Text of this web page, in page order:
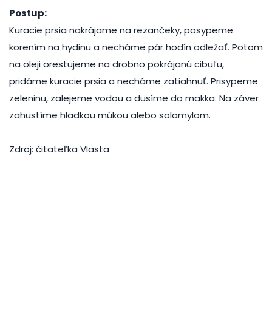
Postup:
Kuracie prsia nakrájame na rezančeky, posypeme
korením na hydinu a necháme pár hodín odležať. Potom
na oleji orestujeme na drobno pokrájanú cibuľu,
pridáme kuracie prsia a necháme zatiahnuť. Prisypeme
zeleninu, zalejeme vodou a dusíme do mäkka. Na záver
zahustíme hladkou múkou alebo solamylom.
Zdroj: čitateľka Vlasta